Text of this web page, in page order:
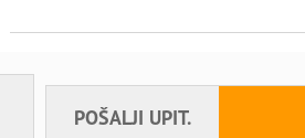
POŠALJI UPIT.